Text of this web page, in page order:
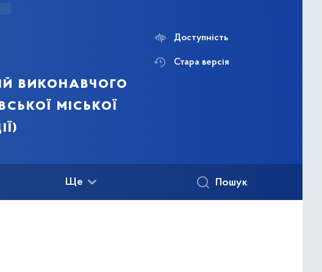
виконавчого
міської
Доступність
Стара версія
Ще Пошук